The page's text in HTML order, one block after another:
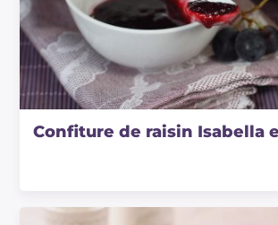
Confiture de raisin Isabella